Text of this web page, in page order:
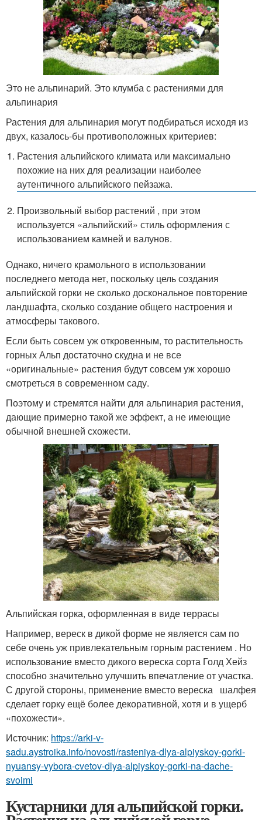
Это не альпинарий. Это клумба с растениями для
альпинария
Растения для альпинария могут подбираться исходя из
двух, казалось-бы противоположных критериев:
Растения альпийского климата или максимально
похожие на них для реализации наиболее
аутентичного альпийского пейзажа.
Произвольный выбор растений , при этом
используется «альпийский» стиль оформления с
использованием камней и валунов.
Однако, ничего крамольного в использовании
последнего метода нет, поскольку цель создания
альпийской горки не сколько доскональное повторение
ландшафта, сколько создание общего настроения и
атмосферы такового.
Если быть совсем уж откровенным, то растительность
горных Альп достаточно скудна и не все
«оригинальные» растения будут совсем уж хорошо
смотреться в современном саду.
Поэтому и стремятся найти для альпинария растения,
дающие примерно такой же эффект, а не имеющие
обычной внешней схожести.
Альпийская горка, оформленная в виде террасы
Например, вереск в дикой форме не является сам по
себе очень уж привлекательным горным растением . Но
использование вместо дикого вереска сорта Голд Хейз
способно значительно улучшить впечатление от участка.
С другой стороны, применение вместо вереска шалфея
сделает горку ещё более декоративной, хотя и в ущерб
«похожести».
Источник: https://arki-v-
sadu.aystroika.info/novosti/rasteniya-dlya-alpiyskoy-gorki-
nyuansy-vybora-cvetov-dlya-alpiyskoy-gorki-na-dache-
svoimi
Кустарники для альпийской горки.